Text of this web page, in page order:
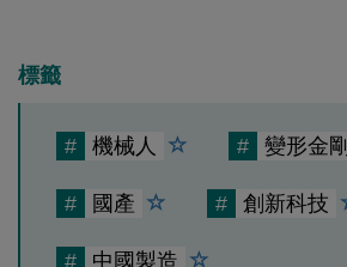
標籤
# 機械人 # 變形金剛
# 國產 # 創新科技
# 中國製造